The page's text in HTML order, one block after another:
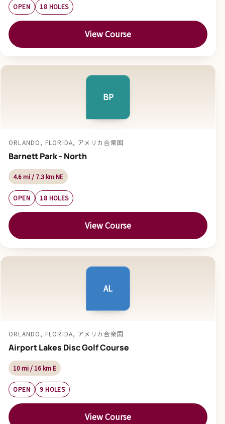
OPEN 18 HOLES
View Course
BP
ORLANDO, FLORIDA, アメリカ合衆国
Barnett Park - North
4.6 mi / 7.3 km NE
OPEN 18 HOLES
View Course
AL
ORLANDO, FLORIDA, アメリカ合衆国
Airport Lakes Disc Golf Course
10 mi / 16 km E
OPEN 9 HOLES
View Course